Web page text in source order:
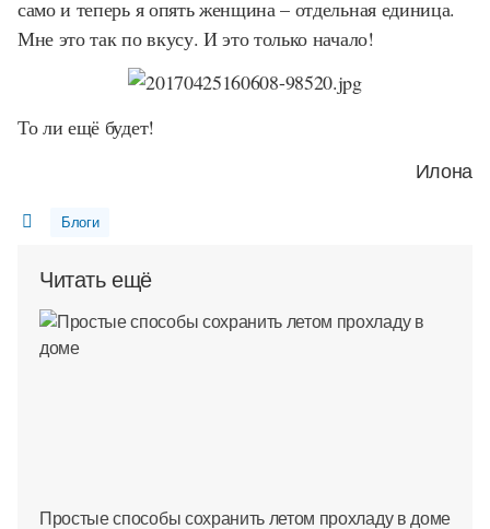
само и теперь я опять женщина – отдельная единица.
Мне это так по вкусу. И это только начало!
То ли ещё будет!
Илона
Блоги
Читать ещё
Простые способы сохранить летом прохладу в доме